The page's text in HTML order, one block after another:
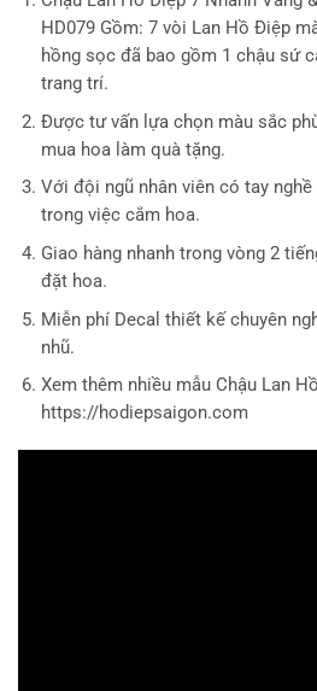
HD079 Gồm: 7 vòi Lan Hồ Điệp
hồng sọc đã bao gồm 1 chậu sứ
trang trí.
Được tư vấn lựa chọn màu sắc
mua hoa làm quà tặng.
Với đội ngũ nhân viên có tay
trong việc cắm hoa.
Giao hàng nhanh trong vòng 2
đặt hoa.
Miễn phí Decal thiết kế chuyên
nhũ.
Xem thêm nhiều mẫu Chậu Lan
https://hodiepsaigon.com